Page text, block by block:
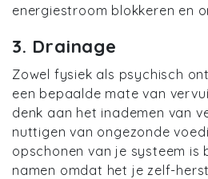
energiestroom blokkeren en
3. Drainage
Zowel fysiek als psychisch
een bepaalde mate van
denk aan het inademen van
nuttigen van ongezonde
opschonen van je systeem is
namen omdat het je zelf-